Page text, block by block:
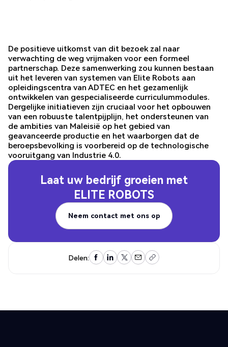
De positieve uitkomst van dit bezoek zal naar
verwachting de weg vrijmaken voor een formeel
partnerschap. Deze samenwerking zou kunnen bestaan
uit het leveren van systemen van Elite Robots aan
opleidingscentra van ADTEC en het gezamenlijk
ontwikkelen van gespecialiseerde curriculummodules.
Dergelijke initiatieven zijn cruciaal voor het opbouwen
van een robuuste talentpijplijn, het ondersteunen van
de ambities van Maleisië op het gebied van
geavanceerde productie en het waarborgen dat de
beroepsbevolking is voorbereid op de technologische
vooruitgang van Industrie 4.0.
Laat uw bedrijf groeien met
ELITE ROBOTS
Neem contact met ons op
Neem contact met ons op
Delen: